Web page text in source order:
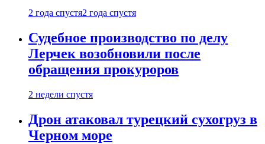
2 года спустя2 года спустя
Судебное производство по делу
Лерчек возобновили после
обращения прокуроров
2 недели спустя
Дрон атаковал турецкий сухогруз в
Черном море